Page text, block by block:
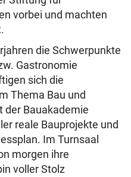
vorbei und machten
die Schwerpunkte
Gastronomie
sich die
Thema Bau und
der Bauakademie
reale Bauprojekte und
Im Turnsaal
morgen ihre
voller Stolz